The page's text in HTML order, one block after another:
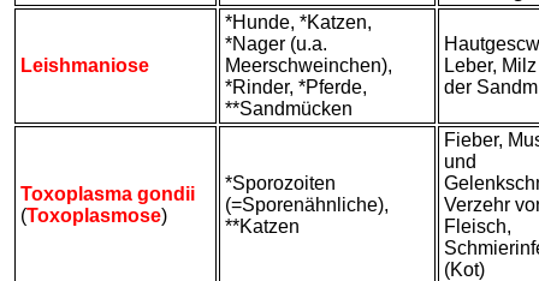
Leishmaniose
*Hunde, *Katzen,
*Nager (u.a.
Meerschweinchen),
*Rinder, *Pferde,
**Sandmücken
Leber,
der
Toxoplasma gondii
(Toxoplasmose)
*Sporozoiten
(=Sporenähnliche),
**Katzen
Fieber,
und
Verzehr
Fleisch,
(Kot)